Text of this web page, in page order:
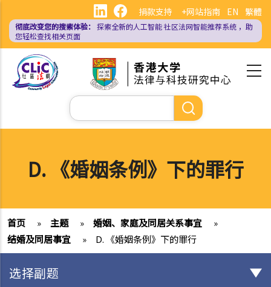
主
EN 繁體
捐款支持 +网站指南
彻底改变您的搜索体验： 探索全新的人工智能社区法网智能推荐系统 ，助
您轻松查找相关页面
搜
索
D. 《婚姻条例》下的罪行
首页 » 主题 » 婚姻、家庭及同居关系事宜
»
结婚及同居事宜
» D. 《婚姻条例》下的罪行
选择副题